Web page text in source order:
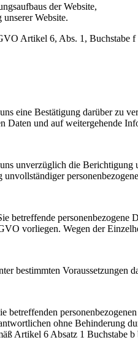
der Website,
Website.
Artikel 6, Abs. 1, Buchstabe
eine Bestätigung darüber zu
Daten und auf weitergehende
unverzüglich die
betreffende
vorliegen. Wegen der
bestimmten Voraussetzungen
ohne
Artikel 6 Absatz 1 Buchstabe